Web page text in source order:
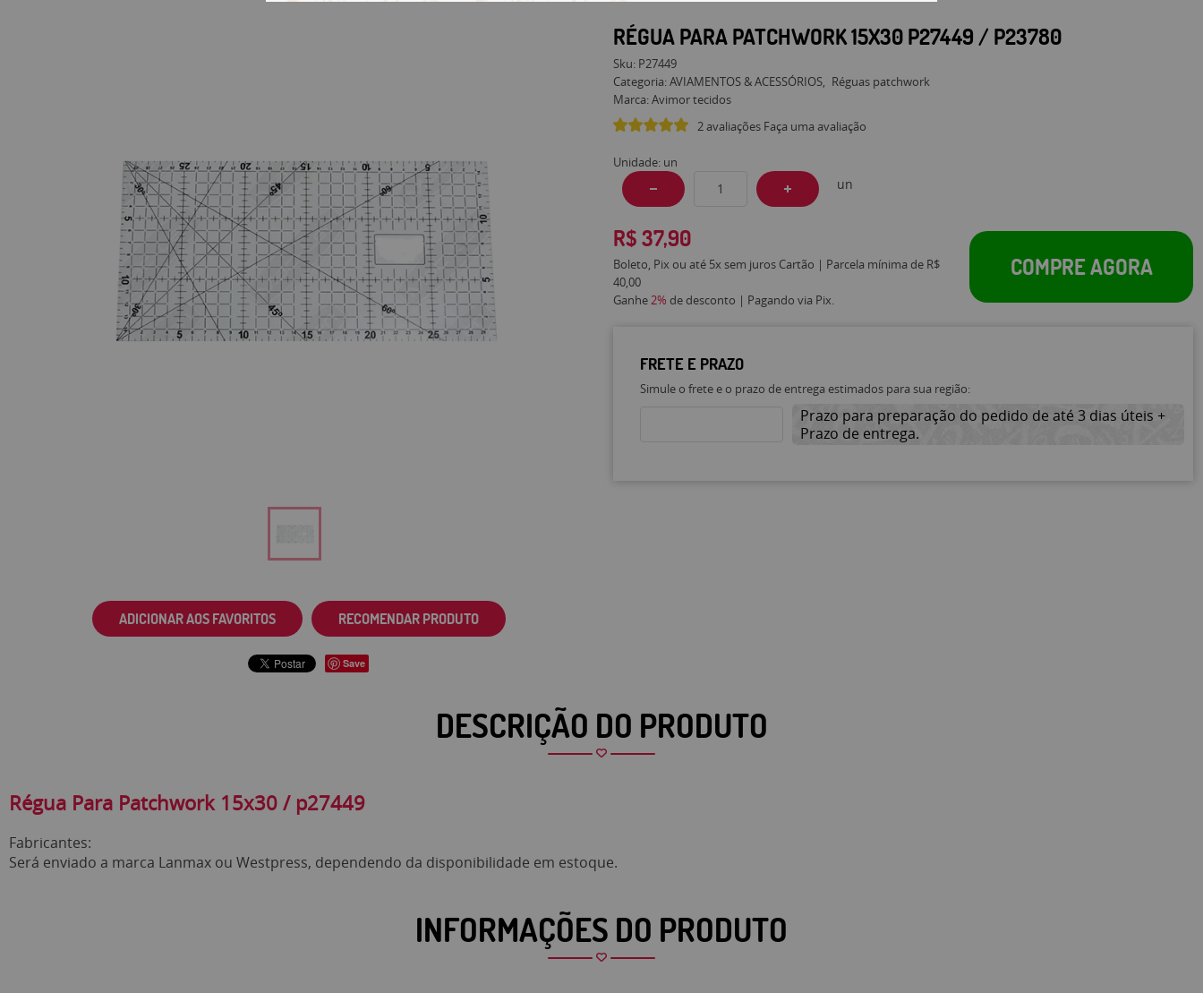
ADICIONAR AOS FAVORITOS RECOMENDAR PRODUTO
Save
RÉGUA PARA PATCHWORK 15X30 P27449 / P23780
Sku: P27449
Categoria:AVIAMENTOS & ACESSÓRIOS
Réguas patchwork
Marca:Avimor tecidos
2 avaliações Faça uma avaliação
Unidade: un
un
R$ 37,90
Boleto, Pix ou até 5x sem juros Cartão | Parcela mínima de R$
40,00
Ganhe2% de desconto | Pagando via Pix.
COMPRE AGORA
FRETE E PRAZO
Simule o frete e o prazo de entrega estimados para sua região:
Prazo para preparação do pedido de até 3 dias úteis +
Prazo de entrega.
DESCRIÇÃO DO PRODUTO
Régua Para Patchwork 15x30 / p27449
Fabricantes:
Será enviado a marca Lanmax ou Westpress, dependendo da disponibilidade em estoque.
INFORMAÇÕES DO PRODUTO